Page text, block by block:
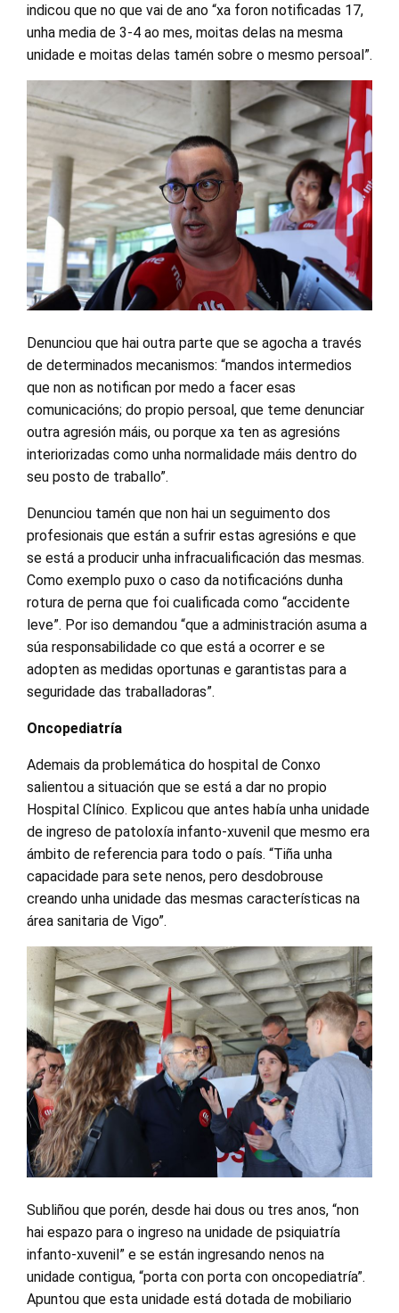
indicou que no que vai de ano “xa foron notificadas 17,
unha media de 3-4 ao mes, moitas delas na mesma
unidade e moitas delas tamén sobre o mesmo persoal”.
Denunciou que hai outra parte que se agocha a través
de determinados mecanismos: “mandos intermedios
que non as notifican por medo a facer esas
comunicacións; do propio persoal, que teme denunciar
outra agresión máis, ou porque xa ten as agresións
interiorizadas como unha normalidade máis dentro do
seu posto de traballo”.
Denunciou tamén que non hai un seguimento dos
profesionais que están a sufrir estas agresións e que
se está a producir unha infracualificación das mesmas.
Como exemplo puxo o caso da notificacións dunha
rotura de perna que foi cualificada como “accidente
leve”. Por iso demandou “que a administración asuma a
súa responsabilidade co que está a ocorrer e se
adopten as medidas oportunas e garantistas para a
seguridade das traballadoras”.
Oncopediatría
Ademais da problemática do hospital de Conxo
salientou a situación que se está a dar no propio
Hospital Clínico. Explicou que antes había unha unidade
de ingreso de patoloxía infanto-xuvenil que mesmo era
ámbito de referencia para todo o país. “Tiña unha
capacidade para sete nenos, pero desdobrouse
creando unha unidade das mesmas características na
área sanitaria de Vigo”.
Subliñou que porén, desde hai dous ou tres anos, “non
hai espazo para o ingreso na unidade de psiquiatría
infanto-xuvenil” e se están ingresando nenos na
unidade contigua, “porta con porta con oncopediatría”.
Apuntou que esta unidade está dotada de mobiliario